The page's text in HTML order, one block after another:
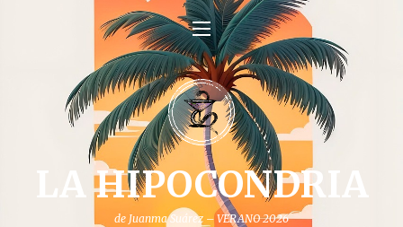
LA HIPOCONDRIA
de Juanma Suárez – VERANO 2026